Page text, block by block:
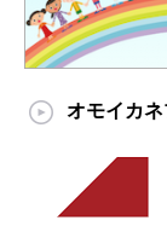
オモイカ